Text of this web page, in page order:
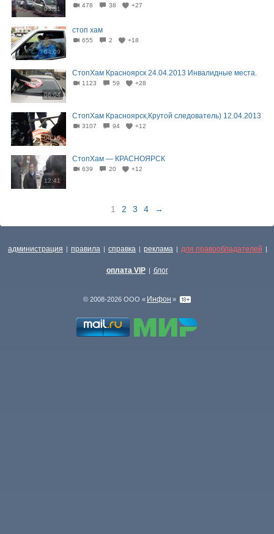
03:51
478 38 +27
04:09
стоп хам
655 2 +18
06:04
СтопХам Красноярск 24.04.2013 Инвалидные места.
1123 59 +28
06:16
СтопХам Красноярск,Крутой следователь) 12.04.2013
3107 94 +12
12:41
СтопХам — КРАСНОЯРСК
639 20 +12
1 2 3 4 →
администрация | правила | справка | реклама | для правообладателей |
оплата VIP | блог
© 2008-2026 ООО « Инфон »